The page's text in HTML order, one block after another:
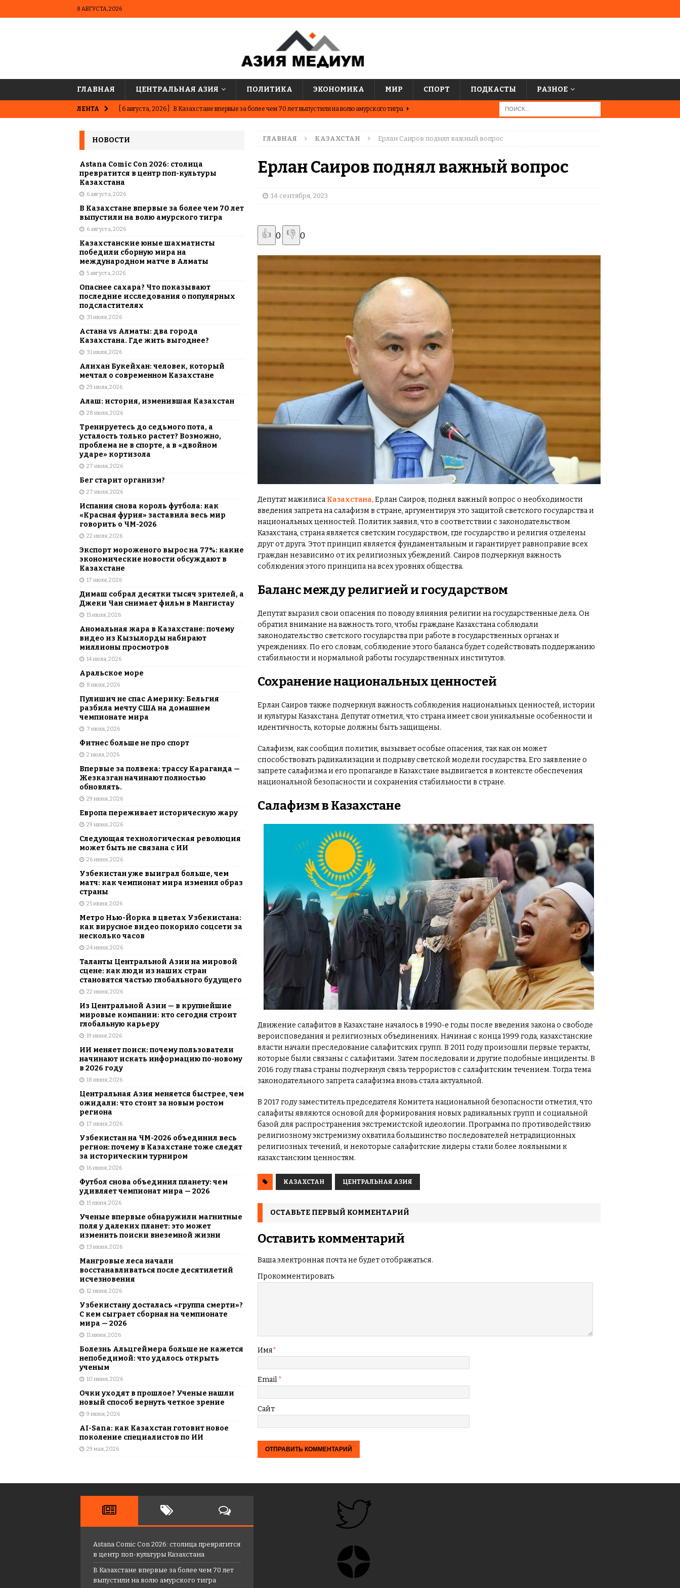
8 АВГУСТА, 2026
ГЛАВНАЯ ЦЕНТРАЛЬНАЯ АЗИЯ ПОЛИТИКА ЭКОНОМИКА МИР СПОРТ ПОДКАСТЫ РАЗНОЕ
ЛЕНТА [ 6 августа, 2026 ] В Казахстане впервые за более чем 70 лет выпустили на волю амурского тигра
[ 5 августа, 2026 ] Казахстанские юные шахматисты победили сборную мира на международном
матче в Алматы
[ 31 июля, 2026 ] Опаснее сахара? Что показывают последние исследования о популярных
подсластителях
[ 31 июля, 2026 ] Астана vs Алматы: два города Казахстана. Где жить выгоднее?
АЗИЯ
[ 6 августа, 2026 ] Astana Comic Con 2026: столица превратится в центр поп-культуры Казахстана
КАЗАХСТАН
ГЛАВНАЯ КАЗАХСТАН Ерлан Саиров поднял важный вопрос
Ерлан Саиров поднял важный вопрос
14 сентября, 2023
👍 0 👎 0
Депутат мажилисаКазахстана,Ерлан Саиров, поднял важный вопрос о необходимости
введения запрета на салафизм в стране, аргументируя это защитой светского государства и
национальных ценностей. Политик заявил, что в соответствии с законодательством
Казахстана, страна является светским государством, где государство и религия отделены
друг от друга. Этот принцип является фундаментальным и гарантирует равноправие всех
граждан независимо от их религиозных убеждений. Саиров подчеркнул важность
соблюдения этого принципа на всех уровнях общества.
Баланс между религией и государством
Депутат выразил свои опасения по поводу влияния религии на государственные дела. Он
обратил внимание на важность того, чтобы граждане Казахстана соблюдали
законодательство светского государства при работе в государственных органах и
учреждениях. По его словам, соблюдение этого баланса будет содействовать поддержанию
стабильности и нормальной работы государственных институтов.
Сохранение национальных ценностей
Ерлан Саиров также подчеркнул важность соблюдения национальных ценностей, истории
и культуры Казахстана. Депутат отметил, что страна имеет свои уникальные особенности и
идентичность, которые должны быть защищены.
Салафизм, как сообщил политик, вызывает особые опасения, так как он может
способствовать радикализации и подрыву светской модели государства. Его заявление о
запрете салафизма и его пропаганде в Казахстане выдвигается в контексте обеспечения
национальной безопасности и сохранения стабильности в стране.
Салафизм в Казахстане
Движение салафитов в Казахстане началось в 1990-е годы после введения закона о свободе
вероисповедания и религиозных объединениях. Начиная с конца 1999 года, казахстанские
власти начали преследование салафитских групп. В 2011 году произошли первые теракты,
которые были связаны с салафитами. Затем последовали и другие подобные инциденты. В
2016 году глава страны подчеркнул связь террористов с салафитским течением. Тогда тема
законодательного запрета салафизма вновь стала актуальной.
В 2017 году заместитель председателя Комитета национальной безопасности отметил, что
салафиты являются основой для формирования новых радикальных групп и социальной
базой для распространения экстремистской идеологии. Программа по противодействию
религиозному экстремизму охватила большинство последователей нетрадиционных
религиозных течений, и некоторые салафитские лидеры стали более лояльными к
казахстанским ценностям.
КАЗАХСТАН ЦЕНТРАЛЬНАЯ АЗИЯ
ОСТАВЬТЕ ПЕРВЫЙ КОММЕНТАРИЙ
Оставить комментарий
Ваша электронная почта не будет отображаться.
Прокомментировать
Имя*
Email *
Сайт
НОВОСТИ
Astana Comic Con 2026: столица
превратится в центр поп-культуры
Казахстана
6 августа, 2026
В Казахстане впервые за более чем 70 лет
выпустили на волю амурского тигра
6 августа, 2026
Казахстанские юные шахматисты
победили сборную мира на
международном матче в Алматы
5 августа, 2026
Опаснее сахара? Что показывают
последние исследования о популярных
подсластителях
31 июля, 2026
Астана vs Алматы: два города
Казахстана. Где жить выгоднее?
31 июля, 2026
Алихан Букейхан: человек, который
мечтал о современном Казахстане
29 июля, 2026
Алаш: история, изменившая Казахстан
28 июля, 2026
Тренируетесь до седьмого пота, а
усталость только растет? Возможно,
проблема не в спорте, а в «двойном
ударе» кортизола
27 июля, 2026
Бег старит организм?
27 июля, 2026
Испания снова король футбола: как
«Красная фурия» заставила весь мир
говорить о ЧМ-2026
22 июля, 2026
Экспорт мороженого вырос на 77%: какие
экономические новости обсуждают в
Казахстане
17 июля, 2026
Димаш собрал десятки тысяч зрителей, а
Джеки Чан снимает фильм в Мангистау
15 июля, 2026
Аномальная жара в Казахстане: почему
видео из Кызылорды набирают
миллионы просмотров
14 июля, 2026
Аральское море
8 июля, 2026
Пулишич не спас Америку: Бельгия
разбила мечту США на домашнем
чемпионате мира
7 июля, 2026
Фитнес больше не про спорт
2 июля, 2026
Впервые за полвека: трассу Караганда —
Жезказган начинают полностью
обновлять.
29 июня, 2026
Европа переживает историческую жару
29 июня, 2026
Следующая технологическая революция
может быть не связана с ИИ
26 июня, 2026
Узбекистан уже выиграл больше, чем
матч: как чемпионат мира изменил образ
страны
25 июня, 2026
Метро Нью-Йорка в цветах Узбекистана:
как вирусное видео покорило соцсети за
несколько часов
24 июня, 2026
Таланты Центральной Азии на мировой
сцене: как люди из наших стран
становятся частью глобального будущего
22 июня, 2026
Из Центральной Азии — в крупнейшие
мировые компании: кто сегодня строит
глобальную карьеру
19 июня, 2026
ИИ меняет поиск: почему пользователи
начинают искать информацию по-новому
в 2026 году
18 июня, 2026
Центральная Азия меняется быстрее, чем
ожидали: что стоит за новым ростом
региона
17 июня, 2026
Узбекистан на ЧМ-2026 объединил весь
регион: почему в Казахстане тоже следят
за историческим турниром
16 июня, 2026
Футбол снова объединил планету: чем
удивляет чемпионат мира — 2026
15 июня, 2026
Ученые впервые обнаружили магнитные
поля у далеких планет: это может
изменить поиски внеземной жизни
13 июня, 2026
Мангровые леса начали
восстанавливаться после десятилетий
исчезновения
12 июня, 2026
Узбекистану досталась «группа смерти»?
С кем сыграет сборная на чемпионате
мира — 2026
11 июня, 2026
Болезнь Альцгеймера больше не кажется
непобедимой: что удалось открыть
ученым
10 июня, 2026
Очки уходят в прошлое? Ученые нашли
новый способ вернуть четкое зрение
9 июня, 2026
AI-Sana: как Казахстан готовит новое
поколение специалистов по ИИ
29 мая, 2026
Astana Comic Con 2026: столица превратится
в центр поп-культуры Казахстана
В Казахстане впервые за более чем 70 лет
выпустили на волю амурского тигра